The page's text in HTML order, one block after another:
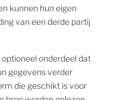
kunnen hun eigen
van een derde partij
optioneel onderdeel dat
gegevens verder
die geschikt is voor